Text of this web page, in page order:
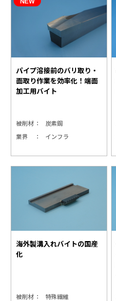
パイプ溶接前のバリ取り・
面取り作業を効率化！端面
加工用バイト
被削材
炭素鋼
業界
インフラ
海外製溝入れバイトの国産
化
被削材
特殊繊維